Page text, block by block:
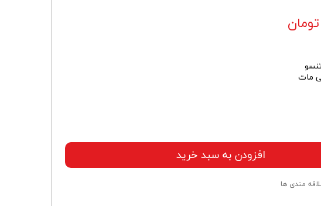
مات
افزودن به سبد خرید
مندی ها